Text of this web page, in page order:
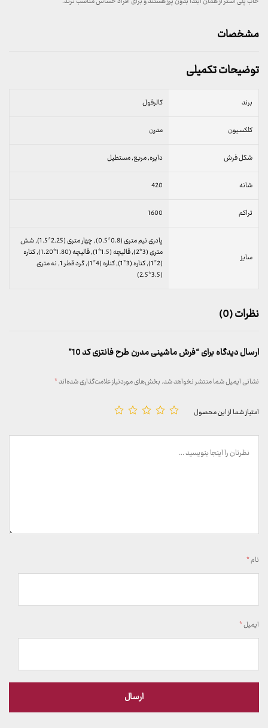
مشخصات
توضیحات تکمیلی
برند کالرفول
کلکسیون مدرن
شکل فرش دایره, مربع, مستطیل
شانه 420
تراکم 1600
سایز
پادری نیم متری (0.8*0.5), چهار متری (2.25*1.5), شش
متری (3*2), قالیچه (1.5*1), قالیچه (1.80*1.20), کناره
(2*1), کناره (3*1), کناره (4*1), گرد قطر 1, نه متری
(3.5*2.5)
نظرات (0)
ارسال دیدگاه برای “فرش ماشینی مدرن طرح فانتزی کد 10”
نشانی ایمیل شما منتشر نخواهد شد.بخش‌های موردنیاز علامت‌گذاری شده‌اند*
امتیاز شما از این محصول
نام*
ایمیل*